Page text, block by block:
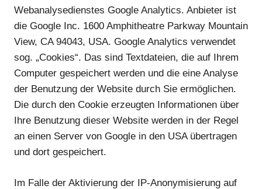
Webanalysedienstes Google Analytics. Anbieter ist
die Google Inc. 1600 Amphitheatre Parkway Mountain
View, CA 94043, USA. Google Analytics verwendet
sog. „Cookies“. Das sind Textdateien, die auf Ihrem
Computer gespeichert werden und die eine Analyse
der Benutzung der Website durch Sie ermöglichen.
Die durch den Cookie erzeugten Informationen über
Ihre Benutzung dieser Website werden in der Regel
an einen Server von Google in den USA übertragen
und dort gespeichert.
Im Falle der Aktivierung der IP-Anonymisierung auf